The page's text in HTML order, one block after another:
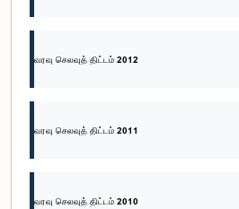
வரவு செலவுத் திட்டம் 2012
வரவு செலவுத் திட்டம் 2011
வரவு செலவுத் திட்டம் 2010